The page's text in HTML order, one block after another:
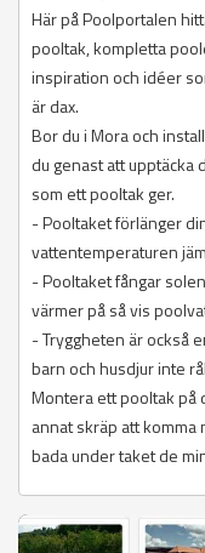
Här på Poolportalen
pooltak, kompletta
inspiration och idéer
är dax.
Bor du i Mora och
du genast att
som ett pooltak ger.
- Pooltaket förlänger
vattentemperaturen
- Pooltaket fångar
värmer på så vis
- Tryggheten är också
barn och husdjur inte
Montera ett pooltak på
annat skräp att
bada under taket de